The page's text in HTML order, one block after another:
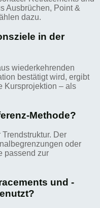
Ausbrüchen, Point &
dazu.
in der
wiederkehrenden
bestätigt wird, ergibt
Kursprojektion – als
Methode?
Der
oder
passend zur
und -